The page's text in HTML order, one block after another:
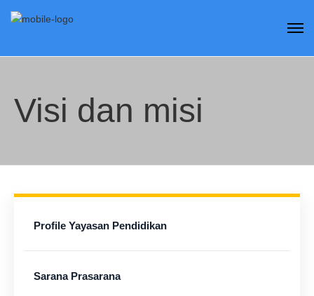
Visi dan misi
Profile Yayasan Pendidikan
Sarana Prasarana